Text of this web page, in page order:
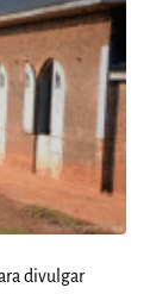
divulgar